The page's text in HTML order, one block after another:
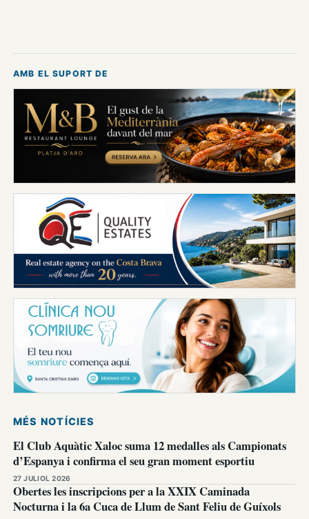
AMB EL SUPORT DE
MÉS NOTÍCIES
El Club Aquàtic Xaloc suma 12 medalles als Campionats
d’Espanya i confirma el seu gran moment esportiu
27 JULIOL 2026
Obertes les inscripcions per a la XXIX Caminada
Nocturna i la 6a Cuca de Llum de Sant Feliu de Guíxols